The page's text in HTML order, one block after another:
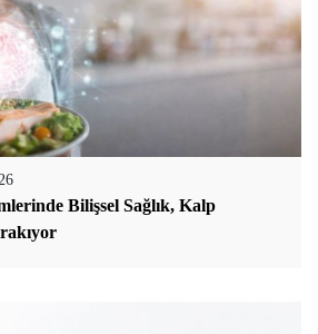
Bilişsel Sağlık, Kalp